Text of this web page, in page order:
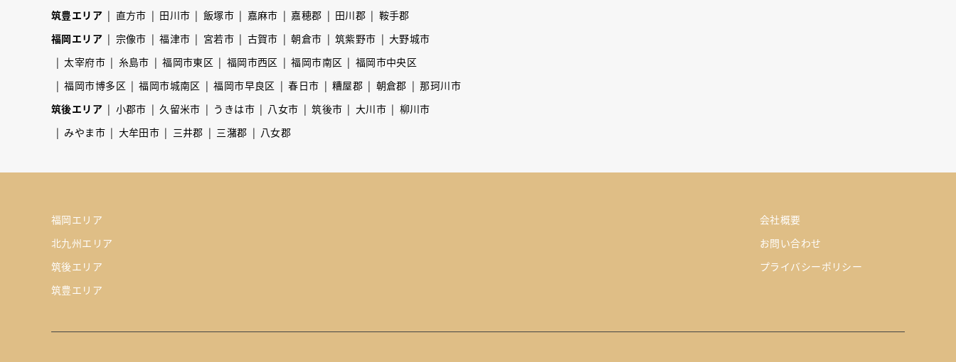
筑豊エリア
直方市 田川市 飯塚市 嘉麻市 嘉穂郡 田川郡
鞍手郡
福岡エリア
宗像市 福津市 宮若市 古賀市 朝倉市 筑紫野市
大野城市
太宰府市
糸島市 福岡市東区 福岡市西区 福岡市南区
福岡市中央区
福岡市博多区
福岡市城南区 福岡市早良区 春日市 糟屋郡 朝倉郡
那珂川市
筑後エリア
小郡市 久留米市 うきは市 八女市 筑後市 大川市
柳川市
みやま市
大牟田市 三井郡 三潴郡 八女郡
福岡エリア
北九州エリア
筑後エリア
筑豊エリア
会社概要
お問い合わせ
プライバシーポリシー